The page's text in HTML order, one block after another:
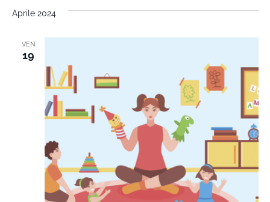
viste
la
Aprile 2024
VEN
19